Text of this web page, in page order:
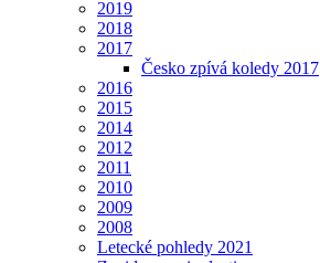
2019
2018
2017
Česko zpívá koledy 2017
2016
2015
2014
2012
2011
2010
2009
2008
Letecké pohledy 2021